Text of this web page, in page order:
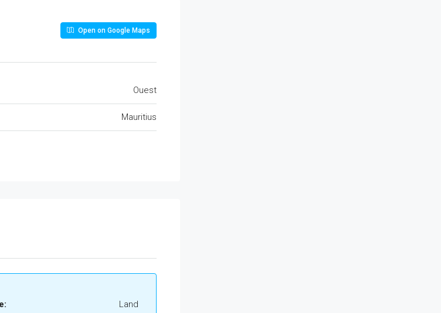
Open on Google Maps
Ouest
Mauritius
Land